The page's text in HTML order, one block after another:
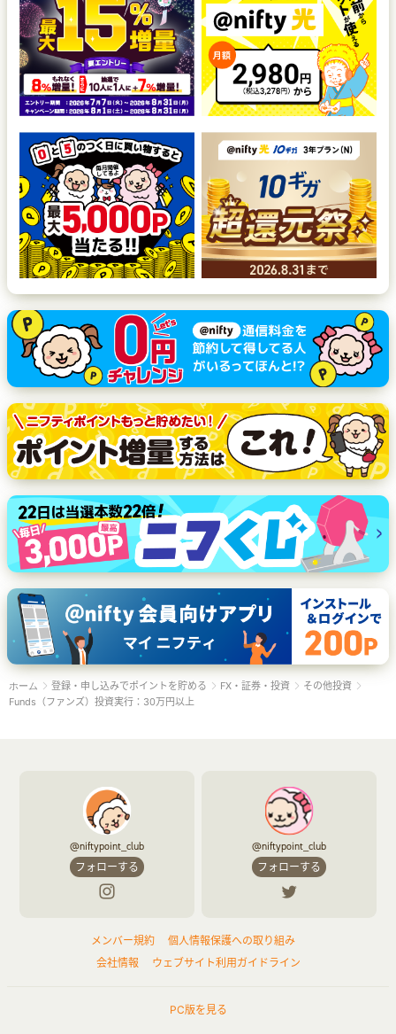
ホーム 登録・申し込みでポイントを貯める FX・証券・投資
その他投資
Funds（ファンズ）投資実行：30万円以上
@niftypoint_club
フォローする
@niftypoint_club
フォローする
メンバー規約
個人情報保護への取り組み
会社情報
ウェブサイト利用ガイドライン
PC版を見る